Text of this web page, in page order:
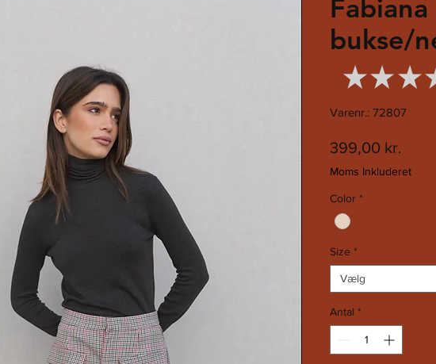
Fabiana
bukse/
★★★
Varenr.: 72807
399,00 kr.
Moms Inkluderet
Color *
Size *
Vælg
Antal *